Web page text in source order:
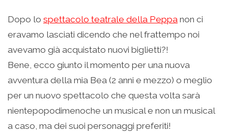
Dopo lo spettacolo teatrale della Peppa non ci
eravamo lasciati dicendo che nel frattempo noi
avevamo già acquistato nuovi biglietti?!
Bene, ecco giunto il momento per una nuova
avventura della mia Bea (2 anni e mezzo) o meglio
per un nuovo spettacolo che questa volta sarà
nientepopodimenoche un musical e non un musical
a caso, ma dei suoi personaggi preferiti!